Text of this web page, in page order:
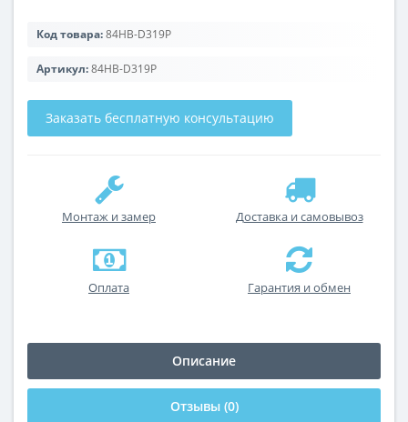
Код товара:84HB-D319P
Артикул:84HB-D319P
Заказать бесплатную консультацию
Монтаж и замер Доставка и самовывоз
Оплата Гарантия и обмен
Описание
Отзывы (0)